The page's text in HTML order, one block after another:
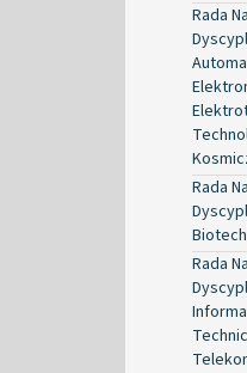
Rada
Rada
Rada